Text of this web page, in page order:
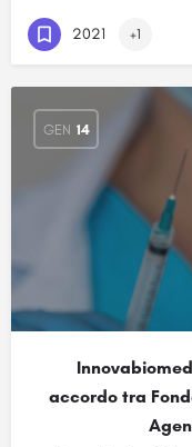
2021 +1
GEN 14
accordo tra